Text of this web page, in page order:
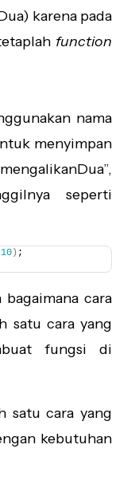
karena pada
function
nama
menyimpan
seperti
10 ) ;
bagaimana cara
satu cara yang
fungsi di
satu cara yang
kebutuhan